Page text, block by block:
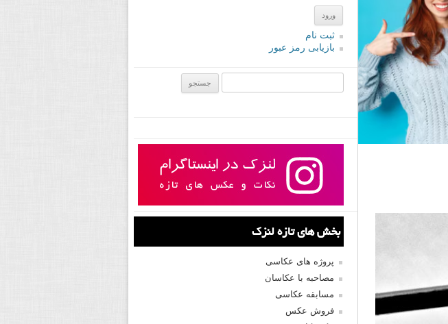
ثبت نام
بازیابی رمز عبور
بخش های تازه لنزک
پروژه های عکاسی
مصاحبه با عکاسان
مسابقه عکاسی
فروش عکس